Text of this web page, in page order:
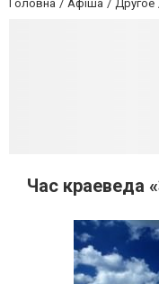
Головна Афіша Другое
Час краеведа